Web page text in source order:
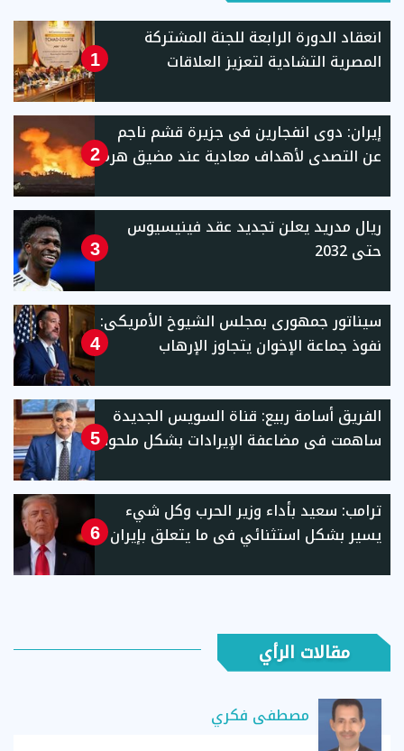
1
انعقاد الدورة الرابعة للجنة المشتركة
المصرية التشادية لتعزيز العلاقات
2
إيران: دوى انفجارين فى جزيرة قشم ناجم
عن التصدى لأهداف معادية عند مضيق هرمز
3
ريال مدريد يعلن تجديد عقد فينيسيوس
حتى 2032
4
سيناتور جمهورى بمجلس الشيوخ الأمريكى:
نفوذ جماعة الإخوان يتجاوز الإرهاب
5
الفريق أسامة ربيع: قناة السويس الجديدة
ساهمت فى مضاعفة الإيرادات بشكل ملحوظ
6
ترامب: سعيد بأداء وزير الحرب وكل شيء
يسير بشكل استثنائي فى ما يتعلق بإيران
مقالات الرأي
مصطفى فكري